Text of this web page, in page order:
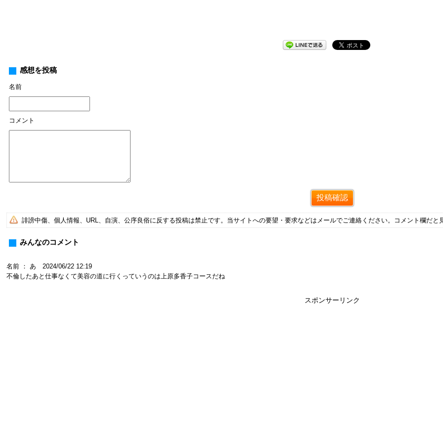
感想を投稿
名前
コメント
誹謗中傷、個人情報、URL、自演、公序良俗に反する投稿は禁止です。当サイトへの要望・要求などはメールでご連絡ください。コメント欄だと
みんなのコメント
名前 ： あ 2024/06/22 12:19
不倫したあと仕事なくて美容の道に行くっていうのは上原多香子コースだね
スポンサーリンク